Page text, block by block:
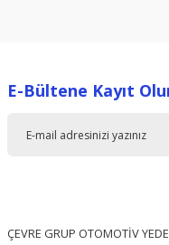
Ürün resmi kalitesiz,
E-Bültene Kayıt
ÇEVRE GRUP OTOMOTİV